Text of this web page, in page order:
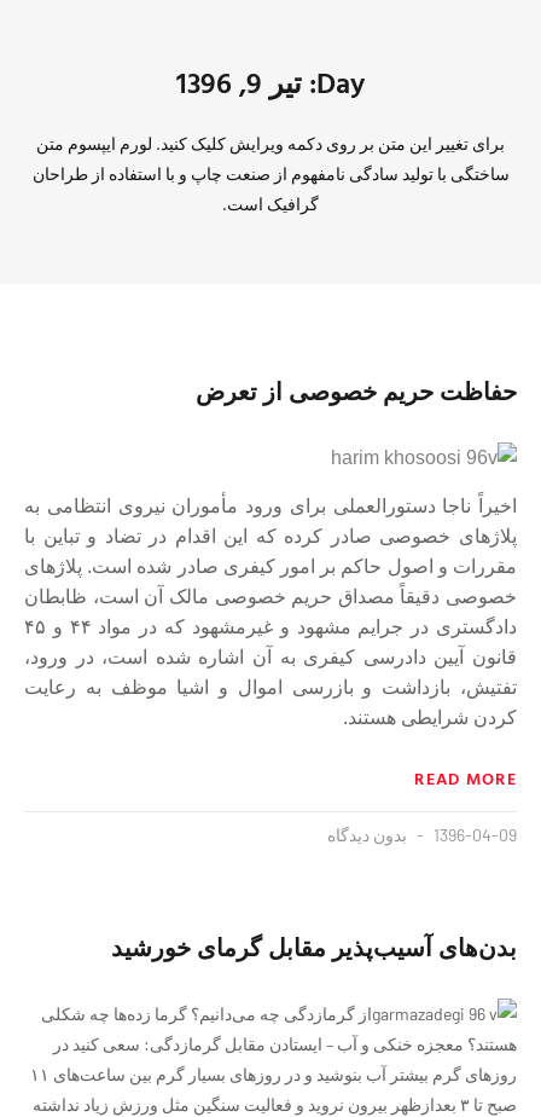
Day: تیر 9, 1396
برای تغییر این متن بر روی دکمه ویرایش کلیک کنید. لورم ایپسوم متن
ساختگی با تولید سادگی نامفهوم از صنعت چاپ و با استفاده از طراحان
گرافیک است.
حفاظت حریم خصوصی از تعرض
اخیراً ناجا دستورالعملی برای ورود مأموران نیروی انتظامی به
پلاژهای خصوصی صادر کرده که این اقدام در تضاد و تباین با
مقررات و اصول حاکم بر امور کیفری صادر شده است. پلاژهای
خصوصی دقیقاً مصداق حریم خصوصی مالک آن است، ظابطان
دادگستری در جرایم مشهود و غیرمشهود که در مواد ۴۴ و ۴۵
قانون آیین دادرسی کیفری به آن اشاره شده است، در ورود،
تفتیش، بازداشت و بازرسی اموال و اشیا موظف به رعایت‌
کردن شرایطی هستند.
READ MORE
1396-04-09 بدون دیدگاه
بدن‌های آسیب‌پذیر مقابل گرمای خورشید
از گرمازدگی چه می‌دانیم؟ گرما زده‌ها چه شکلی
هستند؟ معجزه خنکی و آب‏ – ایستادن مقابل گرمازدگی: سعی کنید در
روزهای گرم بیشتر آب بنوشید و در روزهای بسیار گرم بین ساعت‌های ۱۱
صبح تا ۳ بعدازظهر بیرون نروید و فعالیت سنگین مثل ورزش زیاد نداشته